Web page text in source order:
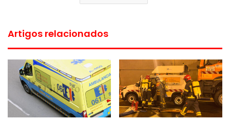
Artigos relacionados